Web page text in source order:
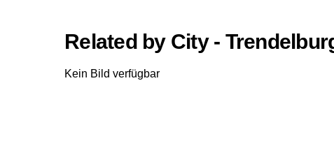
Related by City -
Kein Bild verfügbar